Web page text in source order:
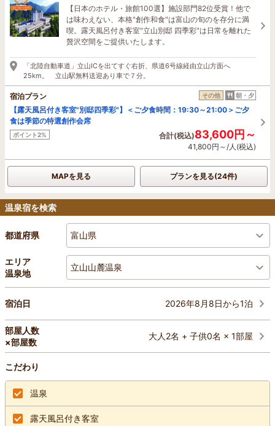
【日本のホテル・旅館100選】施設部門82位受賞！他で
は味わえない、本格"創作和食"は富山の旬のを存分に満
喫。露天風呂付き客室"立山別邸 四季彩"は日常を離れた
贅沢空間をご提供いたします。
「北陸自動車道」立山ICを出てすぐ右折、県道6号線経由立山方面へ
25km。 立山駅無料送迎あり車で７分。
宿泊プラン その他 朝・夕
【露天風呂付き客室"別邸四季彩"】＜ご夕食時間：19:30～21:00＞ご夕
食は季節の特選創作会席
ポイント2% 合計(税込)83,600円～
41,800円～/人(税込)
MAPを見る プランを見る(24件)
温泉宿を検索
都道府県 富山県
エリア
温泉地
立山山麓温泉
宿泊日 2026年8月8日から1泊
部屋人数
×部屋数
大人2名 + 子供0名 × 1部屋
こだわり
温泉
露天風呂付き客室